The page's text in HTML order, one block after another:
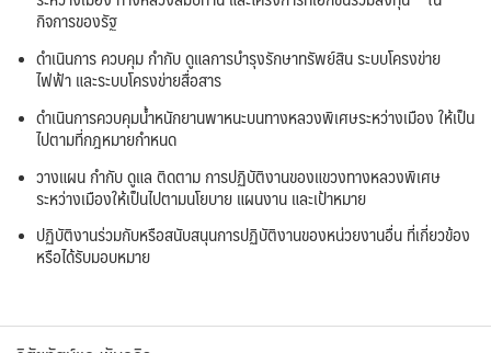
กิจการของรัฐ
ดำเนินการ ควบคุม กำกับ ดูแลการบำรุงรักษาทรัพย์สิน ระบบโครงข่าย
ไฟฟ้า และระบบโครงข่ายสื่อสาร
ดำเนินการควบคุมน้ำหนักยานพาหนะบนทางหลวงพิเศษระหว่างเมือง ให้เป็น
ไปตามที่กฎหมายกำหนด
วางแผน กำกับ ดูแล ติดตาม การปฏิบัติงานของแขวงทางหลวงพิเศษ
ระหว่างเมืองให้เป็นไปตามนโยบาย แผนงาน และเป้าหมาย
ปฏิบัติงานร่วมกับหรือสนับสนุนการปฏิบัติงานของหน่วยงานอื่น ที่เกี่ยวข้อง
หรือได้รับมอบหมาย